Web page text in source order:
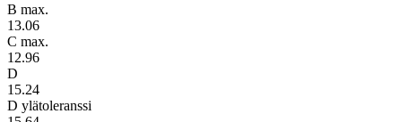
B max.
13.06
C max.
12.96
D
15.24
D ylätoleranssi